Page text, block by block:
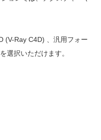
(V-Ray C4D) 、汎用フォー
選択いただけます。